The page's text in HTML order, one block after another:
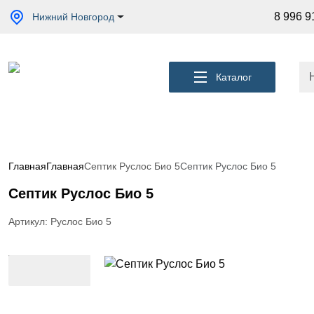
Нижний Новгород 8 996
Каталог
Акции
скважины
коттеджа
Септики
ГлавнаяГлавнаяСептик Руслос Био 5Септик Руслос Био 5
Септик Руслос Био 5
Артикул: Руслос Био 5